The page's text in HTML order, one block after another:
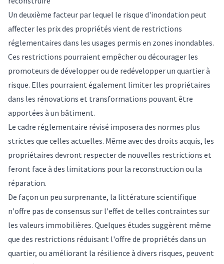
Un deuxième facteur par lequel le risque d'inondation peut
affecter les prix des propriétés vient de restrictions
réglementaires dans les usages permis en zones inondables.
Ces restrictions pourraient empêcher ou décourager les
promoteurs de développer ou de redévelopper un quartier à
risque. Elles pourraient également limiter les propriétaires
dans les rénovations et transformations pouvant être
apportées à un bâtiment.
Le cadre réglementaire révisé imposera des normes plus
strictes que celles actuelles. Même avec des droits acquis, les
propriétaires devront respecter de nouvelles restrictions et
feront face à des limitations pour la reconstruction ou la
réparation.
De façon un peu surprenante, la littérature scientifique
n'offre pas de consensus sur l'effet de telles contraintes sur
les valeurs immobilières. Quelques études suggèrent même
que des restrictions réduisant l'offre de propriétés dans un
quartier, ou améliorant la résilience à divers risques, peuvent